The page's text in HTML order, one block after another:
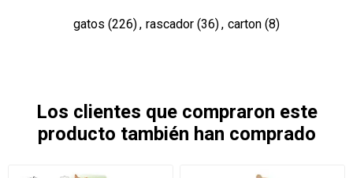
gatos (226), rascador (36), carton (8)
Los clientes que compraron este
producto también han comprado